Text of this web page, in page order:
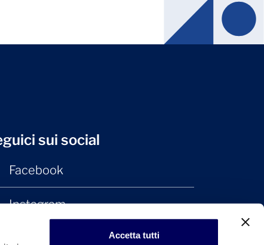
Accetta tutti
sui social
Facebook
Instagram